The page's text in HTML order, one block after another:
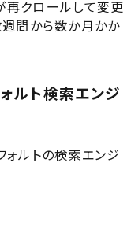
クロールして変更
週間から数か月かか
ルト検索エンジ
ルトの検索エンジ